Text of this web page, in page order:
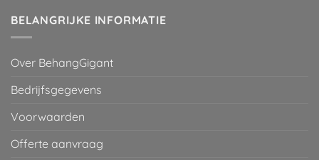
BELANGRIJKE INFORMATIE
Over BehangGigant
Bedrijfsgegevens
Voorwaarden
Offerte aanvraag